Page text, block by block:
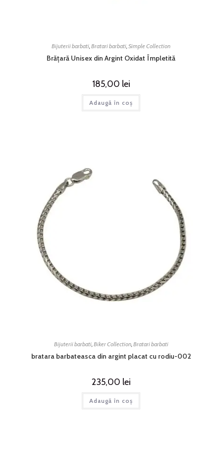
Bijuterii barbati Bratari barbati Simple Collection
Brățară Unisex din Argint Oxidat Împletită
185,00 lei
Adaugă în coș
Bijuterii barbati, Biker Collection, Bratari barbati
bratara barbateasca din argint placat cu rodiu-002
235,00 lei
Adaugă în coș